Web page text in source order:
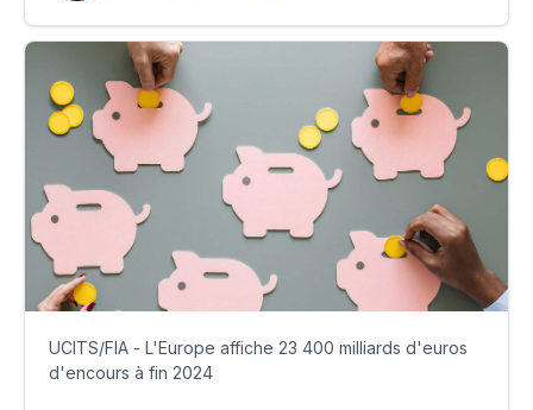
UCITS/FIA - L'Europe affiche 23 400 milliards d'euros
d'encours à fin 2024